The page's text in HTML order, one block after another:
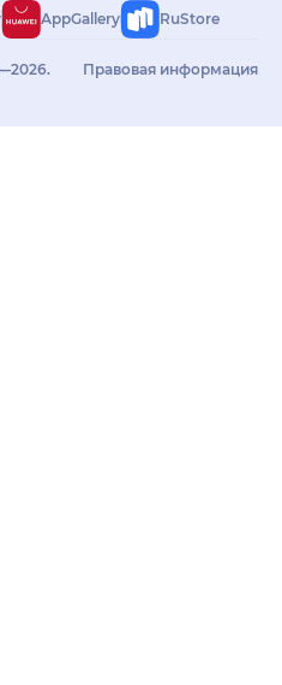
AppGallery RuStore
Правовая информация